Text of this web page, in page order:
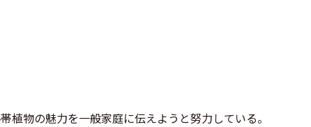
物の魅力を一般家庭に伝えようと努力している。